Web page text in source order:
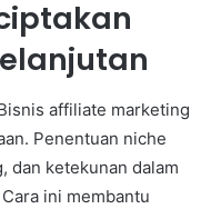
affiliate marketing
Penentuan niche
dan ketekunan dalam
ini membantu